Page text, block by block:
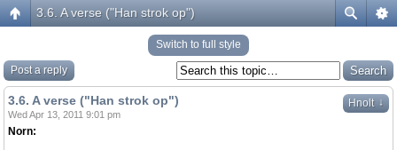
3.6. A verse ("Han strok op")
Switch to full style
Post a reply
Hnolt ↓
3.6. A verse ("Han strok op")
Wed Apr 13, 2011 9:01 pm
Norn: